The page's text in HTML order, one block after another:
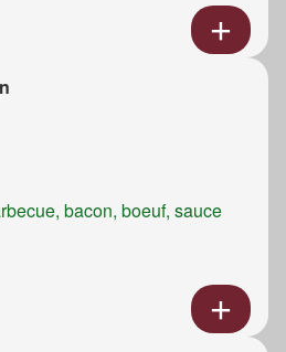
bacon, boeuf, sauce